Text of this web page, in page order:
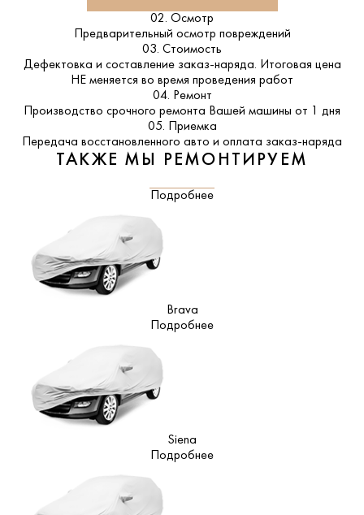
02. Осмотр
Предварительный осмотр повреждений
03. Стоимость
Дефектовка и составление заказ-наряда. Итоговая цена
НЕ меняется во время проведения работ
04. Ремонт
Производство срочного ремонта Вашей машины от 1 дня
05. Приемка
Передача восстановленного авто и оплата заказ-наряда
ТАКЖЕ МЫ РЕМОНТИРУЕМ
Подробнее
Brava
Подробнее
Siena
Подробнее